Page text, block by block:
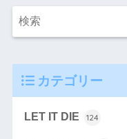
カテゴリー
LET IT DIE 124